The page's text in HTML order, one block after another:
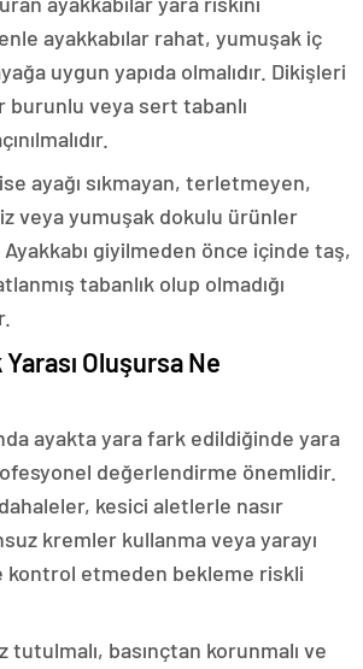
ayakkabılar rahat, yumuşak iç
uygun yapıda olmalıdır. Dikişleri
burunlu veya sert tabanlı
ayağı sıkmayan, terletmeyen,
veya yumuşak dokulu ürünler
giyilmeden önce içinde taş,
tabanlık olup olmadığı
Oluşursa Ne
ayakta yara fark edildiğinde yara
değerlendirme önemlidir.
kesici aletlerle nasır
kremler kullanma veya yarayı
kontrol etmeden bekleme riskli
tutulmalı, basınçtan korunmalı ve